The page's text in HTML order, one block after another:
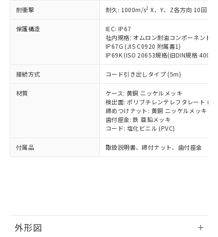
耐衝撃 耐久: 1000m/s2 X、Y、Z各方向 10回
保護構造
IEC: IP67
社内規格: オムロン耐油コンポーネント
IP67G (JIS C0920 附属書1)
IP69K (ISO 20653規格(旧DIN規格
接続方式 コード引き出しタイプ (5m)
材質
ケース: 黄銅 ニッケルメッキ
検出面: ポリブチレンテレフタレート
締めつけナット: 黄銅 ニッケルメッキ
歯付座金: 鉄 亜鉛メッキ
コード: 塩化ビニル (PVC)
付属品 取扱説明書、締付ナット、歯付座金
外形図
覧された時点での実際の在庫および標
準価格とは異なる場合があることをご
了承ください。
正式な納期状況および標準価格はお客
様のお取引先、またはお客様担当のオ
ムロン制御機器販売店・当社販売員に
ご相談ください。
オムロン制御機器販売店や当社販売拠
販売ネットワーク
」をご確認
在庫状況および標準価格結果を当社の
事前の承諾なく第三者に漏洩または開
示しないようお願いします。
マイパーツ機能（部品リスト作成サー
ビス）をご利用いただくには、I-Web
品・サービスに関するお客様との取
鉛(Pb) 1000ppm以下、 水銀(Hg) 1000ppm以下、 カド
ミウム(Cd) 100ppm以下、
六価クロム(Cr(Ⅵ)) 1000ppm以下、ポリ臭化ビフェニル
類(PBB) 1000ppm以下、ポリ臭化ジフェニルエーテル類
(PBDE) 1000ppm以下、フタル酸ビス(2-エチルヘキシ
ル) (DEHP)(別名：DOP) 1000ppm以下、フタル酸ブチ
ルベンジル（BBP） 1000ppm以下、フタル酸ジブチル
（DBP） 1000ppm以下、フタル酸ジイソブチル
適用除外項目は除く。
フタル酸エステル類の４物質については閾値を超える意
図的な使用がないことを確認しています。
部品在庫の切り替え状況などにより、予定
月が前後することがあります。
とができます。
*中国RoHS10物質の基準値 (GB/T26572)：
Pb(鉛) :1000ppm、 Hg(水銀) : 1000ppm、 Cd(カドミウ
Cr(Ⅵ)(六価クロム) : 1000ppm、 PBBs(ポリ臭化ビフェ
ニル類) : 1000ppm、 PBDEs(ポリ臭化ジフェニルエーテ
DBP(フタル酸ジブチル) : 1000ppm、 DIBP(フタル酸ジ
イソブチル) : 1000ppm、 BBP(フタル酸ブチルベンジ
DEHP(フタル酸ビス(2-エチルヘキシル)) : 1000ppm
※2 環境保護使用期限
「ｅ」：有害物質（10物質）のすべてが基
準値以下であることを示します。
「10」：通常の使用状況下において有害物
質が外部に漏えいし、環境に深刻な影響を
及ぼさない年数を意味します。
国政府の輸出許可(または役務取引許
可)を取得するなどの必要な手続きを
当社は規制貨物を破棄する場合は、完
全に破砕するなど、違法に輸出されな
いよう必要な手段を講じます。
当社は貴社製品を、核兵器、ミサイ
ル、化学兵器、生物兵器またはその他
武器並びにこれらの製造装置等に一切
使用いたしません。
当社は、貴社製品を第三者に販売する
場合は、上記1、2および3の内容を当
該第三者に通知します。また当社は、
販売先および販売に係わる関係者が違
法に輸出するおそれがある場合は、取
一定数以上の在庫あり
一定数には満たないが在庫あり
在庫なし(最新の在庫状況につ
いては、お客様のお取引先、ま
たはお客様担当のオムロン制御
機器販売店・当社販売員にご確
認ください)
白
受注生産機種、また在庫状況の
情報を公開していない機種